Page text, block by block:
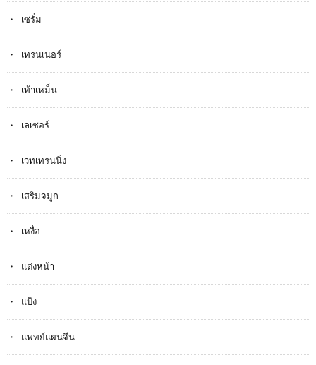
เซรั่ม
เทรนเนอร์
เท้าเหม็น
เลเซอร์
เวทเทรนนิ่ง
เสริมจมูก
เหงื่อ
แต่งหน้า
แป้ง
แพทย์แผนจีน